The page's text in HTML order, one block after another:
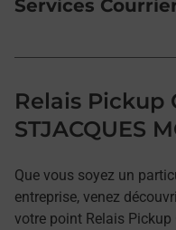
Services
Relais Pickup
STJACQUES
Que vous soyez un
entreprise, venez
votre point Relais Pickup